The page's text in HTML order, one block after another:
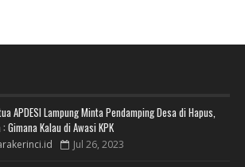
APDESI Lampung Minta Pendamping Desa di Hapus,
Gimana Kalau di Awasi KPK
Jul 26, 2023